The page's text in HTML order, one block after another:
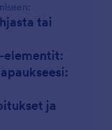
tai
elementit:
ja